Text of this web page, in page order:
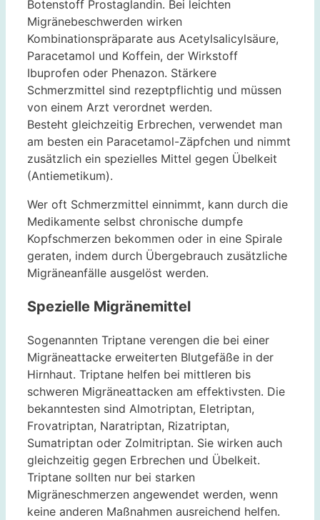
Botenstoff Prostaglandin. Bei leichten
Migränebeschwerden wirken
Kombinationspräparate aus Acetylsalicylsäure,
Paracetamol und Koffein, der Wirkstoff
Ibuprofen oder Phenazon. Stärkere
Schmerzmittel sind rezeptpflichtig und müssen
von einem Arzt verordnet werden.
Besteht gleichzeitig Erbrechen, verwendet man
am besten ein Paracetamol-Zäpfchen und nimmt
zusätzlich ein spezielles Mittel gegen Übelkeit
(Antiemetikum).
Wer oft Schmerzmittel einnimmt, kann durch die
Medikamente selbst chronische dumpfe
Kopfschmerzen bekommen oder in eine Spirale
geraten, indem durch Übergebrauch zusätzliche
Migräneanfälle ausgelöst werden.
Spezielle Migränemittel
Sogenannten Triptane verengen die bei einer
Migräneattacke erweiterten Blutgefäße in der
Hirnhaut. Triptane helfen bei mittleren bis
schweren Migräneattacken am effektivsten. Die
bekanntesten sind Almotriptan, Eletriptan,
Frovatriptan, Naratriptan, Rizatriptan,
Sumatriptan oder Zolmitriptan. Sie wirken auch
gleichzeitig gegen Erbrechen und Übelkeit.
Triptane sollten nur bei starken
Migräneschmerzen angewendet werden, wenn
keine anderen Maßnahmen ausreichend helfen.